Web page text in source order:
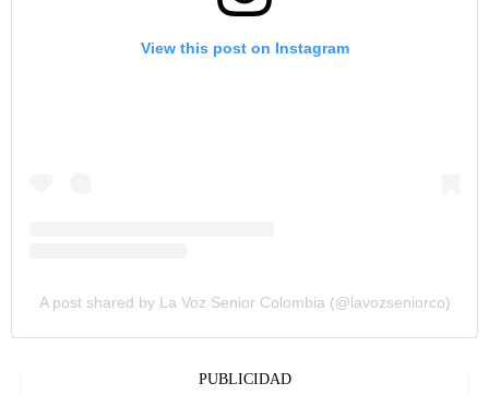
View this post on Instagram
A post shared by La Voz Senior Colombia (@lavozseniorco)
PUBLICIDAD